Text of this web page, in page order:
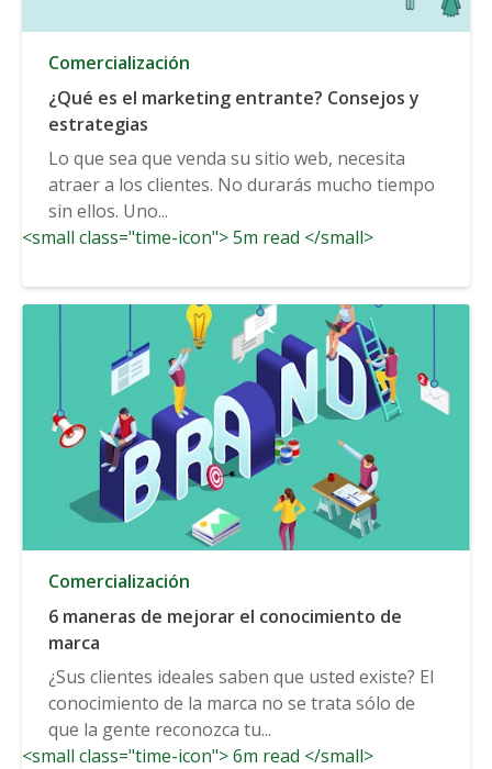
Comercialización
¿Qué es el marketing entrante? Consejos y
estrategias
Lo que sea que venda su sitio web, necesita
atraer a los clientes. No durarás mucho tiempo
sin ellos. Uno...
<small class="time-icon"> 5m read </small>
Comercialización
6 maneras de mejorar el conocimiento de
marca
¿Sus clientes ideales saben que usted existe? El
conocimiento de la marca no se trata sólo de
que la gente reconozca tu...
<small class="time-icon"> 6m read </small>